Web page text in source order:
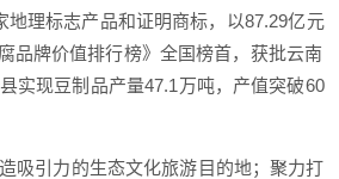
地理标志产品和证明商标，以87.29亿元
品牌价值排行榜》全国榜首，获批云南
实现豆制品产量47.1万吨，产值突破60
吸引力的生态文化旅游目的地；聚力打